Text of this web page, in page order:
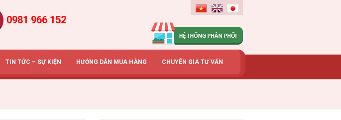
0981 966 152
TIN TỨC – SỰ KIỆN HƯỚNG DẪN MUA HÀNG CHUYÊN GIA TƯ VẤN